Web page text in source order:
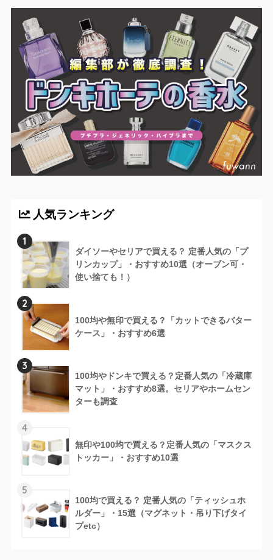
人気ランキング
1
ダイソーやセリアで買える？ 定番人気の「プ
リンカップ」・おすすめ10選（オーブン可・
使い捨ても！）
2
100均や無印で買える？「カットできるバター
ケース」・おすすめ6選
3
100均やドンキで買える？定番人気の「冷蔵庫
マット」・おすすめ8選。セリアやホームセン
ターも調査
4
無印や100均で買える？定番人気の「マスクス
トッカー」・おすすめ10選
5
100均で買える？ 定番人気の「ティッシュホ
ルダー」・15選（マグネット・吊り下げタイ
プetc）